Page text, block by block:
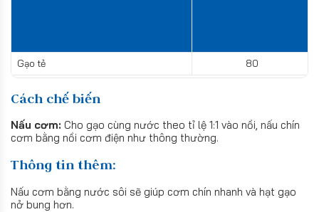
Gạo tẻ 80
Cách chế biến
Nấu cơm: Cho gạo cùng nước theo tỉ lệ 1:1 vào nồi, nấu chín
cơm bằng nồi cơm điện như thông thường.
Thông tin thêm:
Nấu cơm bằng nước sôi sẽ giúp cơm chín nhanh và hạt gạo
nở bung hơn.